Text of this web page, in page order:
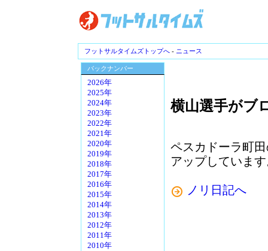
フットサルタイムズトップへ - ニュース
バックナンバー
2026年
2025年
2024年
2023年
2022年
2021年
2020年
2019年
2018年
2017年
2016年
2015年
2014年
2013年
2012年
2011年
2010年
横山選手がブ
ペスカドーラ町
アップしていま
ノリ日記へ